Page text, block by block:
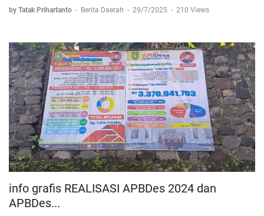
by Tatak Prihartanto - Berita Daerah - 29/7/2025 - 210 Views
info grafis REALISASI APBDes 2024 dan
APBDes...